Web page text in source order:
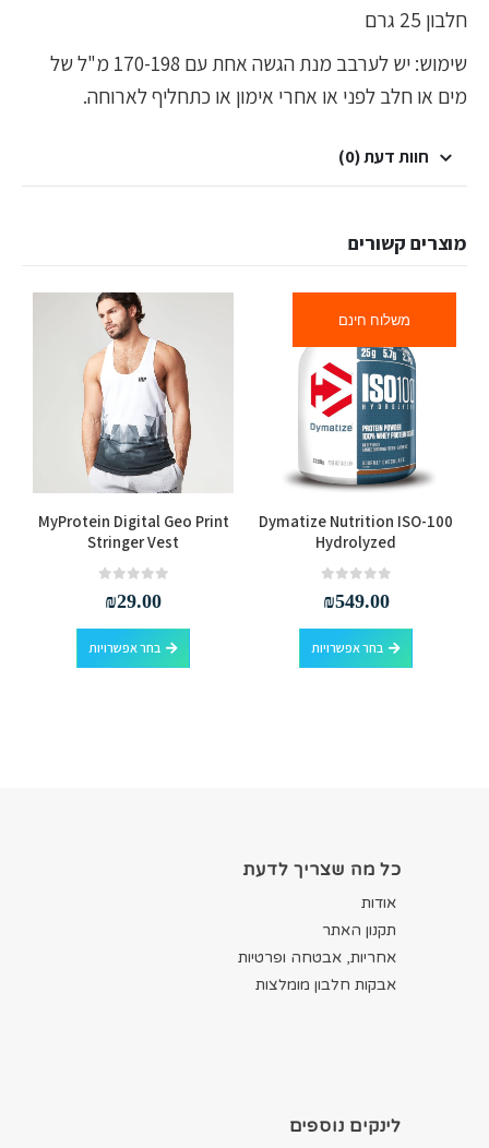
חלבון 25 גרם
שימוש: יש לערבב מנת הגשה אחת עם 170-198 מ"ל של
מים או חלב לפני או אחרי אימון או כתחליף לארוחה.
חוות דעת (0)
מוצרים קשורים
משלוח חינם
למוצר זה יש מספר סוגים. ניתן לבחור את האפשרויות בעמוד המוצר
Dymatize Nutrition ISO-100
Hydrolyzed
₪549.00
בחר אפשרויות
למוצר זה יש מספר סוגים. ניתן לבחור את האפשרויות בעמוד המוצר
למוצר זה יש מספר סוגים. ניתן לבחור את האפשרויות בעמוד המוצר
MyProtein Digital Geo Print
Stringer Vest
₪29.00
בחר אפשרויות
למוצר זה יש מספר סוגים. ניתן לבחור את האפשרויות בעמוד המוצר
כל מה שצריך לדעת
אודות
תקנון האתר
אחריות, אבטחה ופרטיות
אבקות חלבון מומלצות
לינקים נוספים